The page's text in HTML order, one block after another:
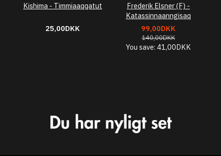
Kishima - Timmiaaqqatut
25,00DKK
Frederik Elsner (F) -
Katassinnaanngisaq
99,00DKK
140,00DKK
You save: 41,00DKK